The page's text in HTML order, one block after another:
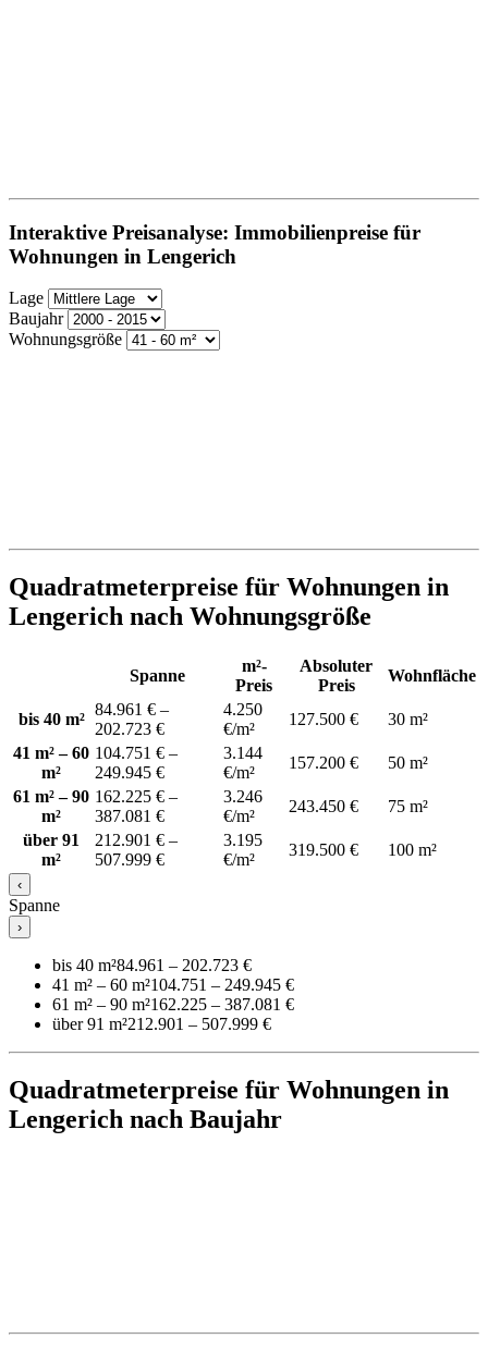
Interaktive Preisanalyse: Immobilienpreise für
Wohnungen in Lengerich
Lage
Baujahr
Wohnungsgröße
Quadratmeterpreise für Wohnungen in
Lengerich nach Wohnungsgröße
Spanne
m²-
Preis
Absoluter
Preis
Wohnfläche
bis 40 m²
84.961 € –
202.723 €
4.250
€/m²
127.500 €
30 m²
41 m² – 60
m²
104.751 € –
249.945 €
3.144
€/m²
157.200 €
50 m²
61 m² – 90
m²
162.225 € –
387.081 €
3.246
€/m²
243.450 €
75 m²
über 91
m²
212.901 € –
507.999 €
3.195
€/m²
319.500 € 100 m²
‹
Spanne
›
bis 40 m²84.961 – 202.723 €
41 m² – 60 m²104.751 – 249.945 €
61 m² – 90 m²162.225 – 387.081 €
über 91 m²212.901 – 507.999 €
Quadratmeterpreise für Wohnungen in
Lengerich nach Baujahr